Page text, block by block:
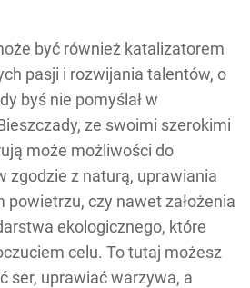
być również katalizatorem
pasji i rozwijania talentów, o
byś nie pomyślał w
ze swoimi szerokimi
może możliwości do
zgodzie z naturą, uprawiania
powietrzu, czy nawet założenia
ekologicznego, które
celu. To tutaj możesz
ser, uprawiać warzywa, a